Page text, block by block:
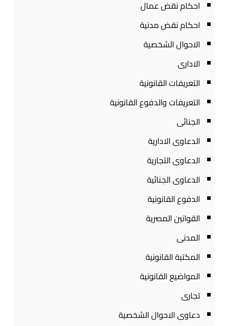
احكام نقض عمال
احكام نقض مدنية
الاحوال الشخصية
الادارى
التعريفات القانونية
التعريفات والدفوع القانونية
الجنائى
الدعاوى الادارية
الدعاوى التجارية
الدعاوى الجنائية
الدفوع القانونية
القوانين المصرية
المدنى
المكتبة القانونية
المواضيع القانونية
تجارى
دعاوى الاحوال الشخصية